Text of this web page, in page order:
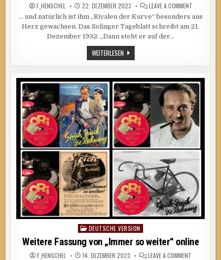
F_HENSCHEL 22. DEZEMBER 2023 LEAVE A COMMENTON
ZUR
PREMIERE
IN
… und natürlich ist ihm „Rivalen der Kurve“ besonders ans
Herz gewachsen. Das Solinger Tageblatt schreibt am 21.
Dezember 1932: „Dann steht er auf der…
WEITERLESENRÜHMANN
ZUR
PREMIERE
IN
DÜSSELDORF
…
Posted
DEUTSCHE VERSION
Weitere Fassung von „Immer so weiter“ online
F_HENSCHEL 14. DEZEMBER 2023 LEAVE A COMMENT